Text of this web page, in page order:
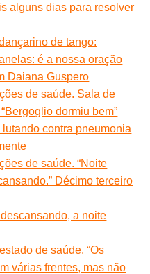
alguns dias para resolver
de tango:
é a nossa oração
Daiana Guspero
de saúde. Sala de
dormiu bem”
contra pneumonia
de saúde. “Noite
Décimo terceiro
a noite
de saúde. “Os
várias frentes, mas não